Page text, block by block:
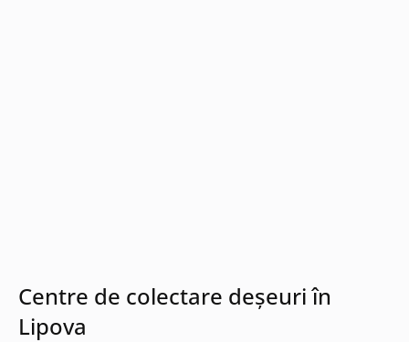
Centre de colectare deșeuri în
Lipova